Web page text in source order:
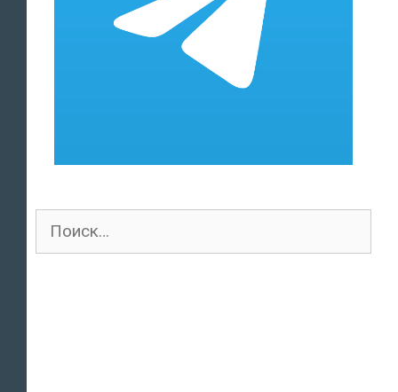
Поиск